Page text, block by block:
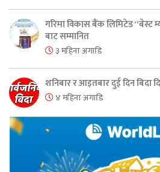
गरिमा विकास बैंक लिमिटेड “बेस्ट
बाट सम्मानित
३ महिना अगाडि
शनिबार र आइतबार दुई दिन बिदा
४ महिना अगाडि